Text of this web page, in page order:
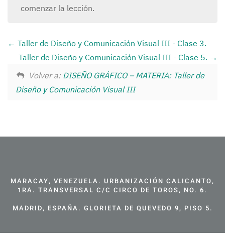
comenzar la lección.
Taller de Diseño y Comunicación Visual III - Clase 3.
Taller de Diseño y Comunicación Visual III - Clase 5.
Volver a: DISEÑO GRÁFICO – MATERIA: Taller de
Diseño y Comunicación Visual III
MARACAY, VENEZUELA. URBANIZACIÓN CALICANTO,
1RA. TRANSVERSAL C/C CIRCO DE TOROS, NO. 6.
MADRID, ESPAÑA. GLORIETA DE QUEVEDO 9, PISO 5.